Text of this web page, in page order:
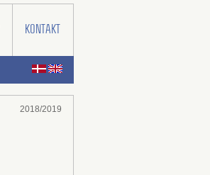
KONTAKT
2018/2019